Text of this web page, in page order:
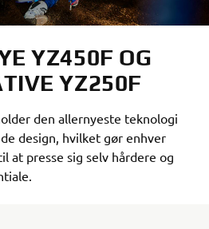
YZ450F OG
YZ250F
den allernyeste teknologi
design, hvilket gør enhver
at presse sig selv hårdere og